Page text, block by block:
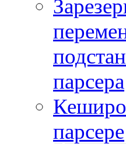
парсера
парсере